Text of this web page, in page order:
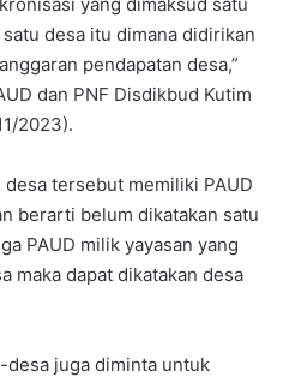
desa itu dimana didirikan
pendapatan desa,”
dan PNF Disdikbud Kutim
2023).
tersebut memiliki PAUD
berarti belum dikatakan satu
PAUD milik yayasan yang
maka dapat dikatakan desa
desa juga diminta untuk